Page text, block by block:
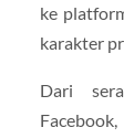
ke
karakter
Dari